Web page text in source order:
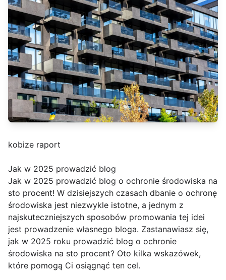
kobize raport
Jak w 2025 prowadzić blog
Jak w 2025 prowadzić blog o ochronie środowiska na
sto procent! W dzisiejszych czasach dbanie o ochronę
środowiska jest niezwykle istotne, a jednym z
najskuteczniejszych sposobów promowania tej idei
jest prowadzenie własnego bloga. Zastanawiasz się,
jak w 2025 roku prowadzić blog o ochronie
środowiska na sto procent? Oto kilka wskazówek,
które pomogą Ci osiągnąć ten cel.